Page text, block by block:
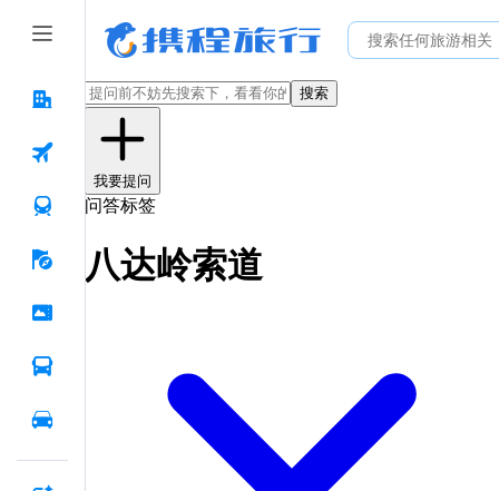
搜索
我要提问
问答标签
八达岭索道